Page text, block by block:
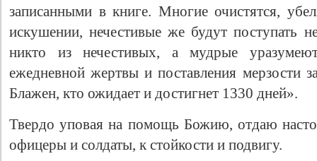
записанными в книге. Многие очистятся,
искушении, нечестивые же будут поступать
никто из нечестивых, а мудрые
ежедневной жертвы и поставления мерзости
Блажен, кто ожидает и достигнет 1330 дней».
Твердо уповая на помощь Божию, отдаю
офицеры и солдаты, к стойкости и подвигу.